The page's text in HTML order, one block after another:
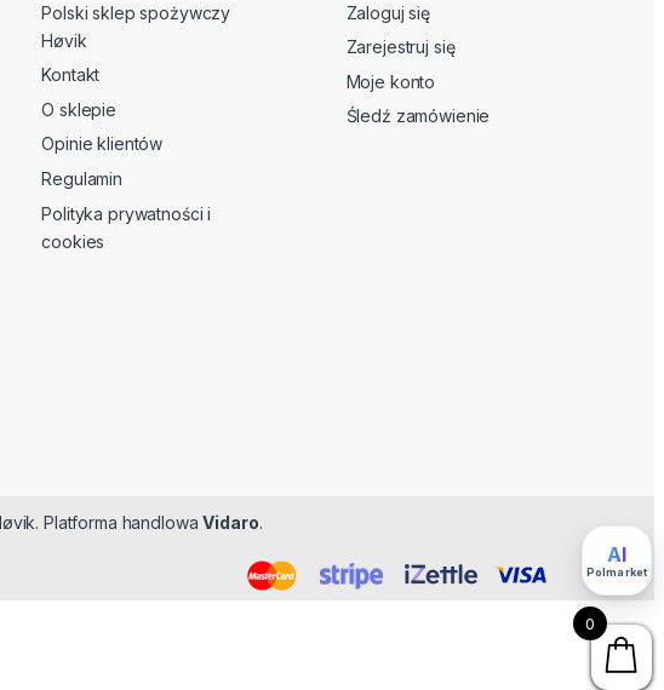
Polski sklep spożywczy
Høvik
Kontakt
O sklepie
Opinie klientów
Regulamin
Polityka prywatności i
cookies
Zaloguj się
Zarejestruj się
Moje konto
Śledź zamówienie
Platforma handlowaVidaro.
0
AI
Polmarket